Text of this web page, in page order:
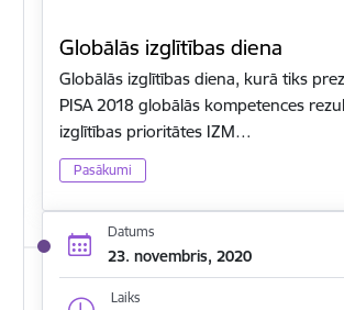
Globālās izglītības diena
Globālās izglītības diena, kurā tiks
PISA 2018 globālās kompetences
izglītības prioritātes IZM…
Pasākumi
Datums
23. novembris, 2020
Laiks